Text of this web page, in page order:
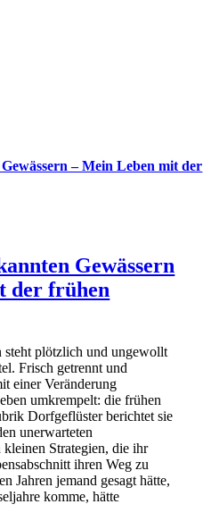
– Mein Leben mit der
Gewässern
der frühen
plötzlich und ungewollt
Frisch getrennt und
einer Veränderung
umkrempelt: die frühen
Dorfgeflüster berichtet sie
unerwarteten
Strategien, die ihr
ihren Weg zu
Jahren jemand gesagt hätte,
komme, hätte